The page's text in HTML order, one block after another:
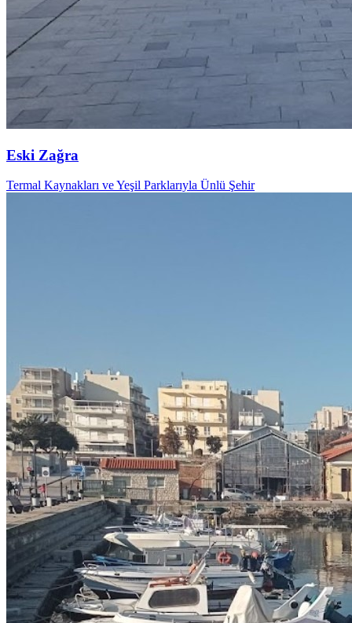
Eski Zağra
Termal Kaynakları ve Yeşil Parklarıyla Ünlü Şehir